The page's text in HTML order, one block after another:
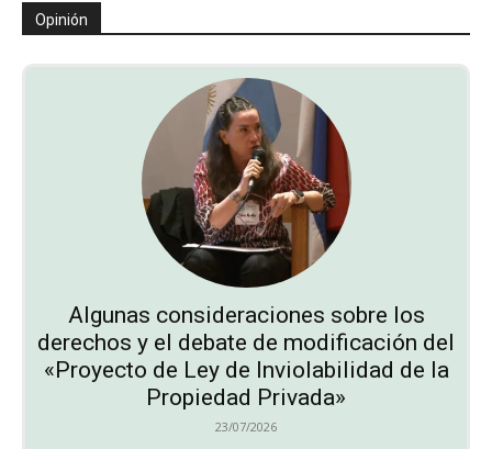
Opinión
Algunas consideraciones sobre los
derechos y el debate de modificación del
«Proyecto de Ley de Inviolabilidad de la
Propiedad Privada»
23/07/2026